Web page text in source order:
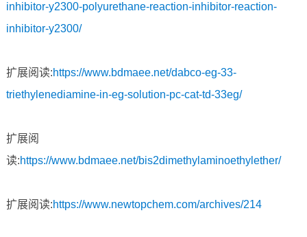
inhibitor-y2300-polyurethane-reaction-inhibitor-reaction-
inhibitor-y2300/
扩展阅读:https://www.bdmaee.net/dabco-eg-33-
triethylenediamine-in-eg-solution-pc-cat-td-33eg/
扩展阅
读:https://www.bdmaee.net/bis2dimethylaminoethylether/
扩展阅读:https://www.newtopchem.com/archives/214